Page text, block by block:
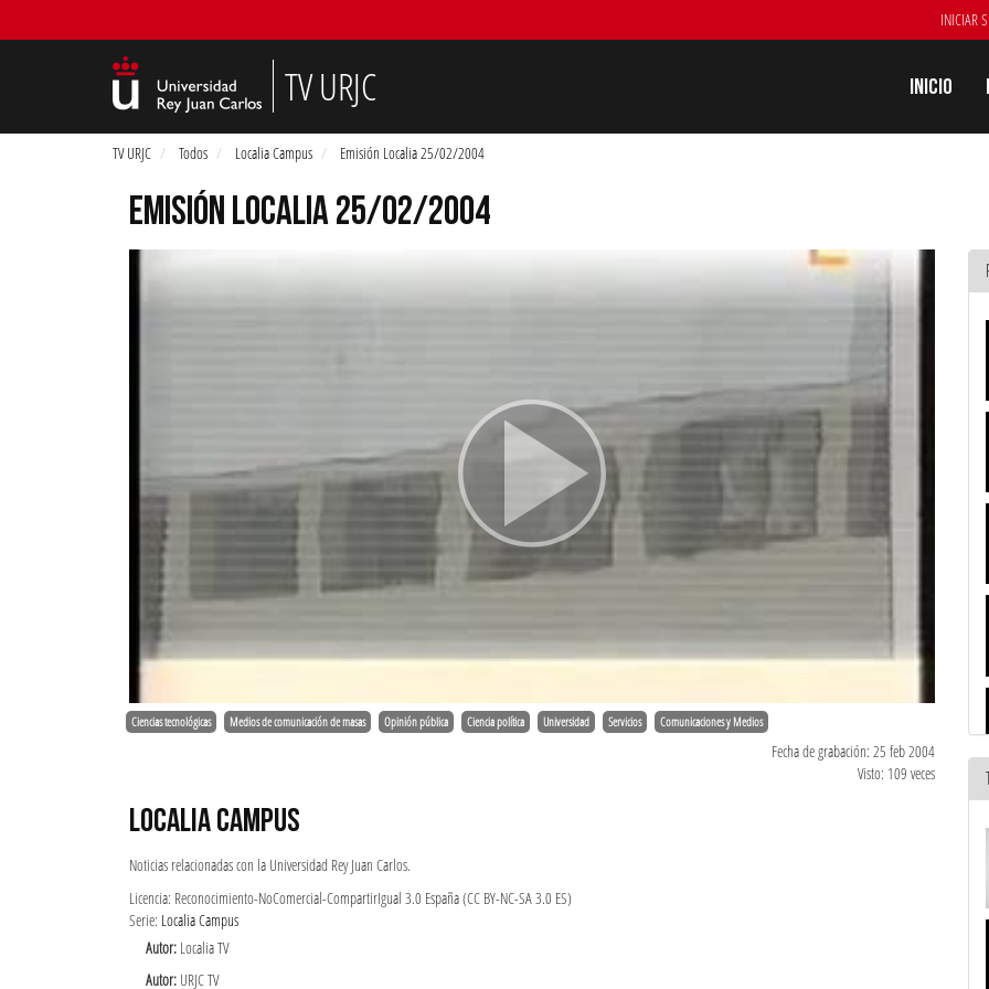
INICIAR
TV URJC Inicio
TV URJC Todos Localia Campus Emisión Localia 25/02/2004
EMISIÓN LOCALIA 25/02/2004
Ciencias tecnológicas Medios de comunicación de masas Opinión pública Ciencia política Universidad Servicios Comunicaciones y Medios
Fecha de grabación: 25 feb 2004
Visto: 109 veces
LOCALIA CAMPUS
Noticias relacionadas con la Universidad Rey Juan Carlos.
Licencia: Reconocimiento-NoComercial-CompartirIgual 3.0 España (CC BY-NC-SA 3.0 ES)
Serie: Localia Campus
Autor: Localia TV
Autor: URJC TV